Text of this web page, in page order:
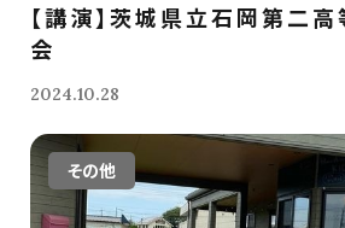
【講演】茨城県立石岡第二
会
2024.10.28
その他